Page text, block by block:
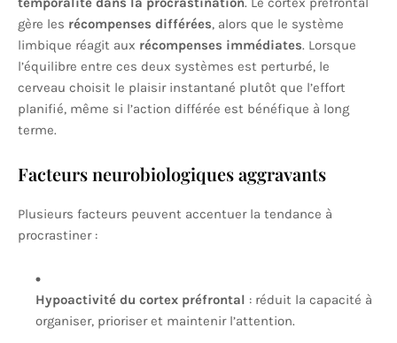
gère les récompenses différées, alors que le système
limbique réagit aux récompenses immédiates. Lorsque
l’équilibre entre ces deux systèmes est perturbé, le
cerveau choisit le plaisir instantané plutôt que l’effort
planifié, même si l’action différée est bénéfique à long
terme.
Facteurs neurobiologiques aggravants
Plusieurs facteurs peuvent accentuer la tendance à
procrastiner :
Hypoactivité du cortex préfrontal : réduit la capacité à
organiser, prioriser et maintenir l’attention.